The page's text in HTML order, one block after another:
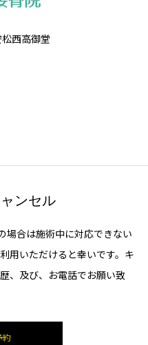
西高御堂
ンセル
場合は施術中に対応できない
用いただけると幸いです。キ
、及び、お電話でお願い致
約